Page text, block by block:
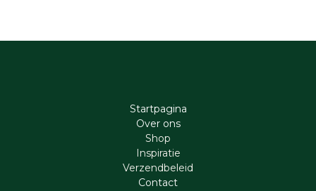
Startpagina
Ove​r​ ons
Shop
Inspiratie
Verzendbeleid
Cont​act